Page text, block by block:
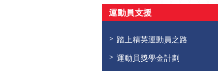
運動員支援
踏上精英運動員之路
運動員獎學金計劃